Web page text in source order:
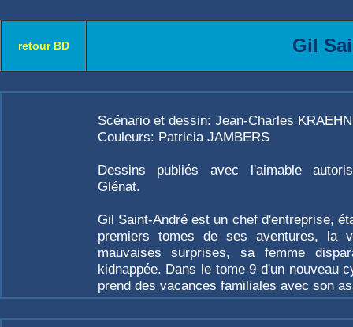
retour BD Gil
Scénario et dessin: Jean-Charles KRAEHN
Couleurs: Patricia JAMBERS
Dessins publiés avec l'aimable
Glénat.
Gil Saint-André est un chef d'entreprise,
premiers tomes de ses aventures, la
mauvaises surprises, sa femme
kidnappée. Dans le tome 9 d'un nouveau
prend des vacances familiales avec son